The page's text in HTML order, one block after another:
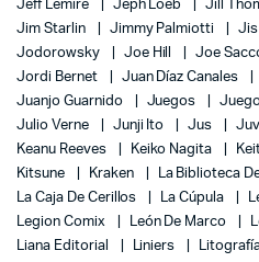
Jeff Lemire
Jeph Loeb Jill
Jim Starlin
Jimmy Palmiotti Jis
Jodorowsky
Joe Hill Joe
Jordi Bernet
Juan Díaz Canales
Juanjo Guarnido
Juegos
Julio Verne
Junji Ito Jus
Keanu Reeves
Keiko Nagita
Kitsune
Kraken
La Biblioteca
La Caja De Cerillos
La Cúpula
Legion Comix
León De Marco
Liana Editorial
Liniers